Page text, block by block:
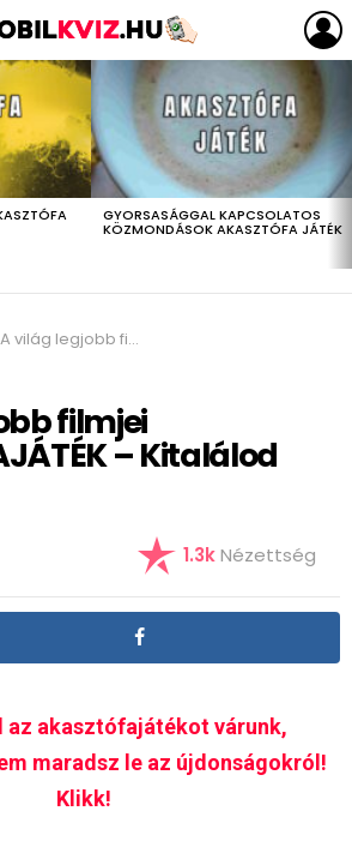
GYORSASÁGGAL KAPCSOLATOS
KÖZMONDÁSOK AKASZTÓFA JÁTÉK
A világ legjobb filmjei AKASZTÓFAJÁTÉK – Kitalálod mindet?
filmjei
– Kitalálod
1.3kNézettség
az akasztófajátékot várunk,
maradsz le az újdonságokról!
Klikk!